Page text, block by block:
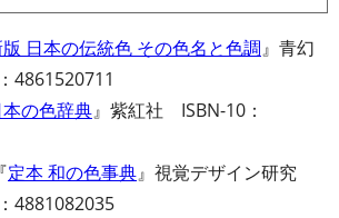
版 日本の伝統色 その色名と色調』青幻
4861520711
本の色辞典』紫紅社 ISBN-10：
定本 和の色事典』視覚デザイン研究
4881082035